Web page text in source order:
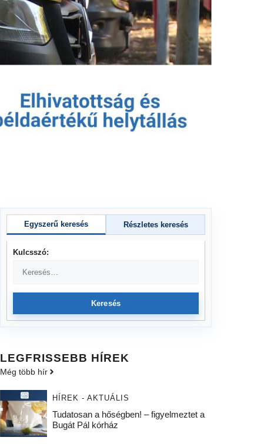
Egyszerű keresés Részletes keresés
Kulcsszó:
Keresés
LEGFRISSEBB HÍREK
Még több hír
HÍREK - AKTUÁLIS
Tudatosan a hőségben! – figyelmeztet a
Bugát Pál kórház